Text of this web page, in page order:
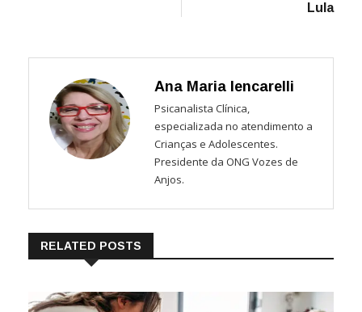
Lula
Ana Maria Iencarelli
Psicanalista Clínica,
especializada no atendimento a
Crianças e Adolescentes.
Presidente da ONG Vozes de
Anjos.
RELATED POSTS